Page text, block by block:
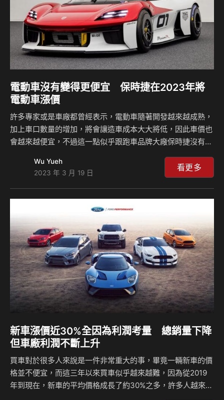
電動車沒有變得更便宜 保時捷在2023年將
電動車漲價
許多專家或是車廠都曾經表示，電動車隨著開發越來越成熟，
加上車口數量的增加，將會讓造車成本大大將低，因此車價也
會越來越便宜，不過這一點似乎跟跑車品牌大廠保時捷沒有交
格，其中最大的目的就是為了保持車輛的高利潤，雖然這對於
投資者來說是好事一件，如此一來就可以持續透過投資保時捷
賺錢，但對於消費者來說卻有點無奈，畢竟買一輛保時捷可能
候車時間就已經很久了，現在還要漲價讓人傻眼。 保時捷的
高階主管Lutz Meschke在財報會議上告知投資者們：「我們
將在今年中看到新年式車型的價格大幅上漲，這將有助於確保
我們實現良好的集團營業利潤率。」而這些價格上漲的…
Wu Yueh
2023 年 3 月 19 日
看更多
新車漲價近30%全因為利潤考量 總銷量下降
但車廠利潤不斷上升
買車對於很多人來說是一件非常重大的事，畢竟一輛新車的價
格並不便宜，而這三年以來買車似乎越來越難，因為從2019
年到現在，新車的平均價格成長了約30%之多，許多人越來越